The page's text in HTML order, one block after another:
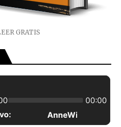
GRATIS